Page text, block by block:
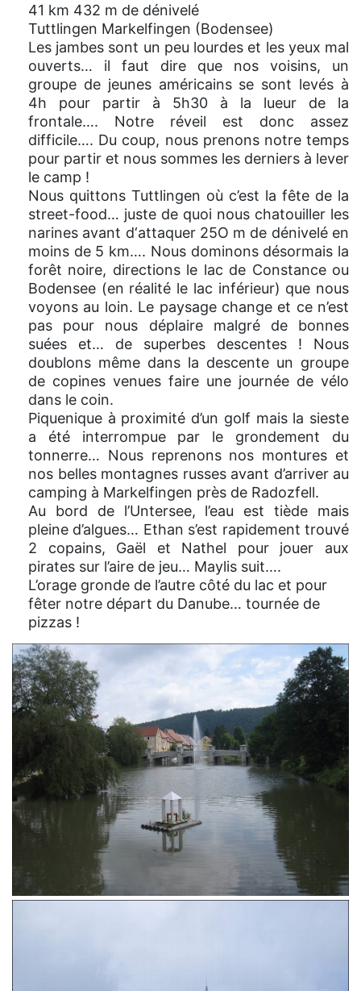
41 km 432 m de dénivelé
Tuttlingen Markelfingen (Bodensee)
Les jambes sont un peu lourdes et les yeux mal
ouverts… il faut dire que nos voisins, un
groupe de jeunes américains se sont levés à
4h pour partir à 5h30 à la lueur de la
frontale…. Notre réveil est donc assez
difficile…. Du coup, nous prenons notre temps
pour partir et nous sommes les derniers à lever
le camp !
Nous quittons Tuttlingen où c’est la fête de la
street-food… juste de quoi nous chatouiller les
narines avant d‘attaquer 25O m de dénivelé en
moins de 5 km…. Nous dominons désormais la
forêt noire, directions le lac de Constance ou
Bodensee (en réalité le lac inférieur) que nous
voyons au loin. Le paysage change et ce n’est
pas pour nous déplaire malgré de bonnes
suées et… de superbes descentes ! Nous
doublons même dans la descente un groupe
de copines venues faire une journée de vélo
dans le coin.
Piquenique à proximité d’un golf mais la sieste
a été interrompue par le grondement du
tonnerre… Nous reprenons nos montures et
nos belles montagnes russes avant d’arriver au
camping à Markelfingen près de Radozfell.
Au bord de l’Untersee, l’eau est tiède mais
pleine d’algues… Ethan s’est rapidement trouvé
2 copains, Gaël et Nathel pour jouer aux
pirates sur l’aire de jeu… Maylis suit….
L’orage gronde de l’autre côté du lac et pour
fêter notre départ du Danube… tournée de
pizzas !